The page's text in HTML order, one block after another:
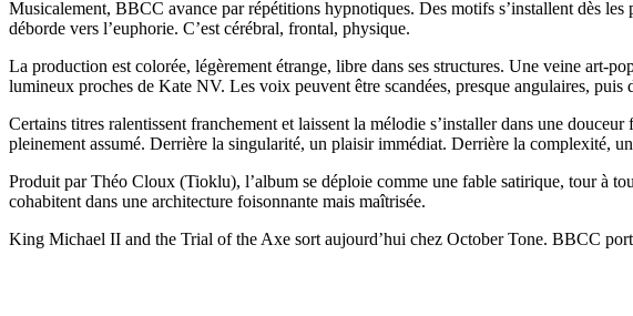
Musicalement, BBCC avance par répétitions hypnotiques. Des motifs s’installent dès
déborde vers l’euphorie. C’est cérébral, frontal, physique.
La production est colorée, légèrement étrange, libre dans ses structures. Une veine art-
lumineux proches de Kate NV. Les voix peuvent être scandées, presque angulaires, puis
Certains titres ralentissent franchement et laissent la mélodie s’installer dans une
pleinement assumé. Derrière la singularité, un plaisir immédiat. Derrière la complexité,
Produit par Théo Cloux (Tioklu), l’album se déploie comme une fable satirique, tour à
cohabitent dans une architecture foisonnante mais maîtrisée.
King Michael II and the Trial of the Axe sort aujourd’hui chez October Tone. BBCC